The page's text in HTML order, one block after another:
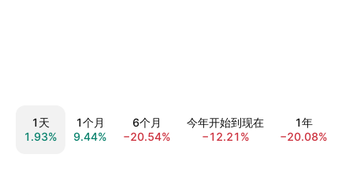
1天
1.93%
1个月
9.44%
6个月
−20.54%
今年开始到现在
−12.21%
1年
−20.08%